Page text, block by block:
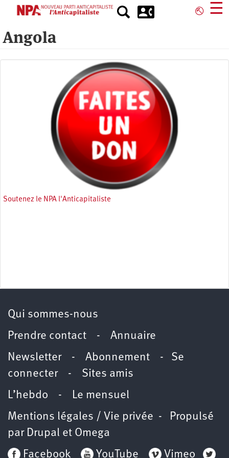
principal
⎋ ☰
Angola
Soutenez le NPA l'Anticapitaliste
Qui sommes-nous
Prendre contact - Annuaire
Newsletter - Abonnement - Se
connecter- Sites amis
L’hebdo - Le mensuel
Mentions légales / Vie privée - Propulsé
par Drupal et Omega
Facebook
YouTube Vimeo